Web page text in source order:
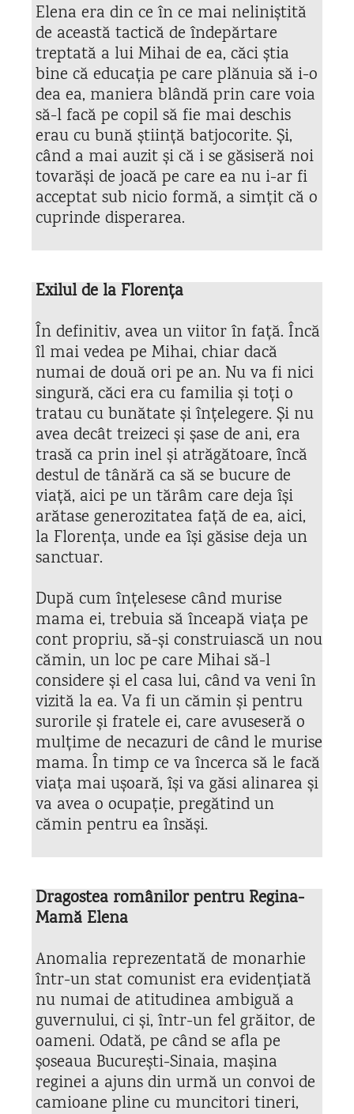
Elena era din ce în ce mai neliniștită
de această tactică de îndepărtare
treptată a lui Mihai de ea, căci știa
bine că educația pe care plănuia să i-o
dea ea, maniera blândă prin care voia
să-l facă pe copil să fie mai deschis
erau cu bună știință batjocorite. Și,
când a mai auzit și că i se găsiseră noi
tovarăși de joacă pe care ea nu i-ar fi
acceptat sub nicio formă, a simțit că o
cuprinde disperarea.
Exilul de la Florența
În definitiv, avea un viitor în față. Încă
îl mai vedea pe Mihai, chiar dacă
numai de două ori pe an. Nu va fi nici
singură, căci era cu familia și toți o
tratau cu bunătate și înțelegere. Și nu
avea decât treizeci și șase de ani, era
trasă ca prin inel și atrăgătoare, încă
destul de tânără ca să se bucure de
viață, aici pe un tărâm care deja își
arătase generozitatea față de ea, aici,
la Florența, unde ea își găsise deja un
sanctuar.
După cum înțelesese când murise
mama ei, trebuia să înceapă viața pe
cont propriu, să-și construiască un nou
cămin, un loc pe care Mihai să-l
considere și el casa lui, când va veni în
vizită la ea. Va fi un cămin și pentru
surorile și fratele ei, care avuseseră o
mulțime de necazuri de când le murise
mama. În timp ce va încerca să le facă
viața mai ușoară, își va găsi alinarea și
va avea o ocupație, pregătind un
cămin pentru ea însăși.
Dragostea românilor pentru Regina-
Mamă Elena
Anomalia reprezentată de monarhie
într-un stat comunist era evidențiată
nu numai de atitudinea ambiguă a
guvernului, ci și, într-un fel grăitor, de
oameni. Odată, pe când se afla pe
șoseaua București-Sinaia, mașina
reginei a ajuns din urmă un convoi de
camioane pline cu muncitori tineri,